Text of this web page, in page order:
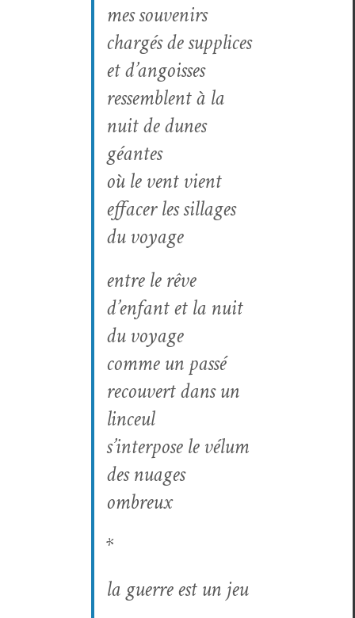
mes sou­venirs
chargés de sup­plices
et d’angoisses
ressem­blent à la
nuit de dunes
géantes
où le vent vient
effac­er les sil­lages
du voyage
entre le rêve
d’enfant et la nuit
du voyage
comme un passé
recou­vert dans un
linceul
s’interpose le vélum
des nuages
ombreux
*
la guerre est un jeu